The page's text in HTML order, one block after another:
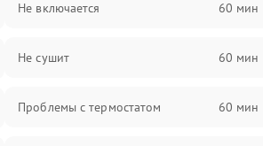
Не включается 60 мин
Не сушит 60 мин
Проблемы с термостатом 60 мин